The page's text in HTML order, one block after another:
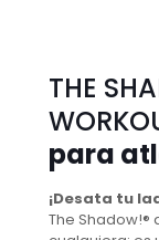
THE
para
¡Desata tu
The Shadow!®